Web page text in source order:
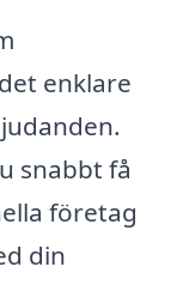
enklare
snabbt få
företag
din